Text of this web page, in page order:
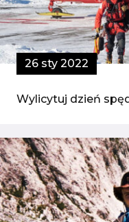
26 sty 2022
Wylicytuj dzień